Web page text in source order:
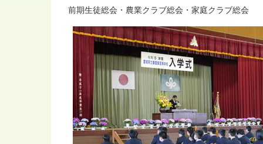
前期生徒総会・農業クラブ総会・家庭クラブ総会